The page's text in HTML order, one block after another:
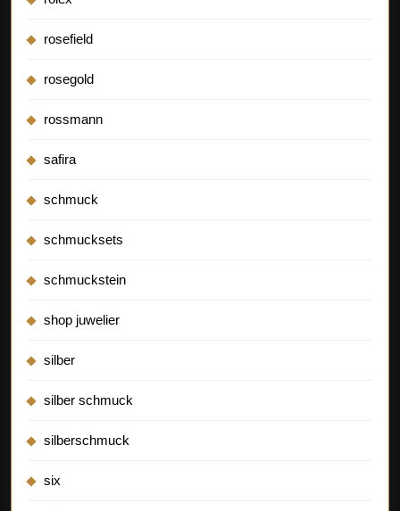
rosefield
rosegold
rossmann
safira
schmuck
schmucksets
schmuckstein
shop juwelier
silber
silber schmuck
silberschmuck
six